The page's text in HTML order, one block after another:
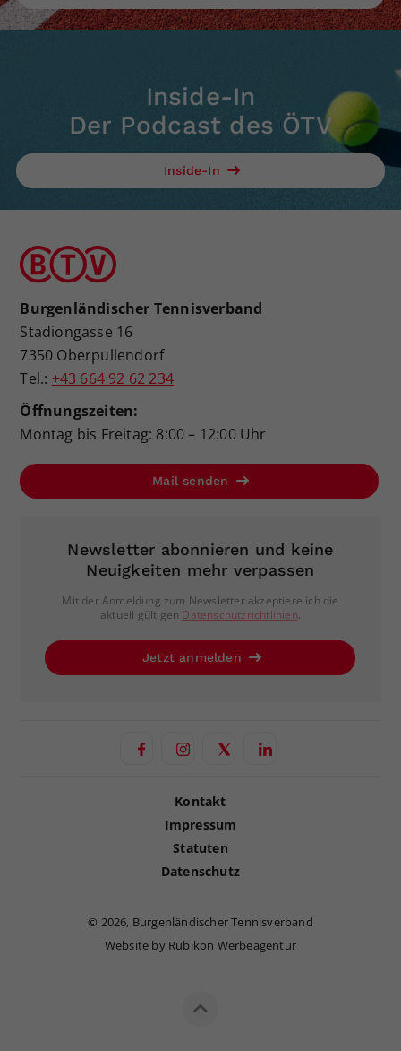
Inside-In
Der Podcast des ÖTV
Inside-In
Burgenländischer Tennisverband
Stadiongasse 16
7350 Oberpullendorf
Tel.: +43 664 92 62 234
Öffnungszeiten:
Montag bis Freitag: 8:00 – 12:00 Uhr
Mail senden
Newsletter abonnieren und keine
Neuigkeiten mehr verpassen
Mit der Anmeldung zum Newsletter akzeptiere ich die
aktuell gültigen Datenschutzrichtlinien.
Jetzt anmelden
Kontakt
Impressum
Statuten
Datenschutz
© 2026, Burgenländischer Tennisverband
Website by Rubikon Werbeagentur